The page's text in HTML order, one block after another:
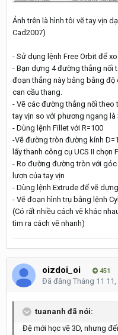
Ảnh trên là hình tôi vẽ tay vịn
Cad2007)
- Sử dụng lệnh Free Orbit để
- Bạn dựng 4 đường thẳng nối
đoạn thẳng này bằng bằng độ
can cầu thang.
- Vẽ các đường thẳng nối theo
tay vịn so với phương ngang là
- Dùng lệnh Fillet với R=100
-Vẽ đường tròn đường kính
lấy thanh công cụ UCS II chọn
- Ro đường đường tròn với
lượn của tay vịn
- Dùng lệnh Extrude để vẽ
- Vẽ đoạn hình trụ bằng lệnh
(Có rất nhiều cách vẽ khác
tìm ra cách vẽ nhanh)
oizdoi_oi 451
Đã đăng Tháng 11 11,
tuananh đã nói:
Đệ mới học vẽ 3D, nhưng